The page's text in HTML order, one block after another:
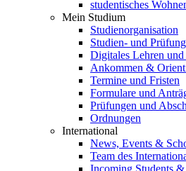
studentisches
Mein Studium
Studienorganisation
Studien- und
Digitales Lehren
Ankommen &
Termine und Fristen
Formulare und
Prüfungen und
Ordnungen
International
News, Events &
Team des